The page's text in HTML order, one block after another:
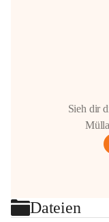
Sieh dir
Dateien